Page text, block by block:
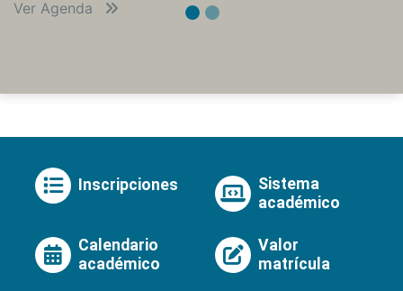
Ver Agenda
Inscripciones
Sistema
académico
Calendario
académico
Valor
matrícula